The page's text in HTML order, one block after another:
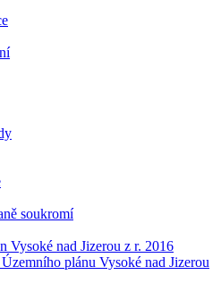
soukromí
Vysoké nad Jizerou z r. 2016
plánu Vysoké nad Jizerou